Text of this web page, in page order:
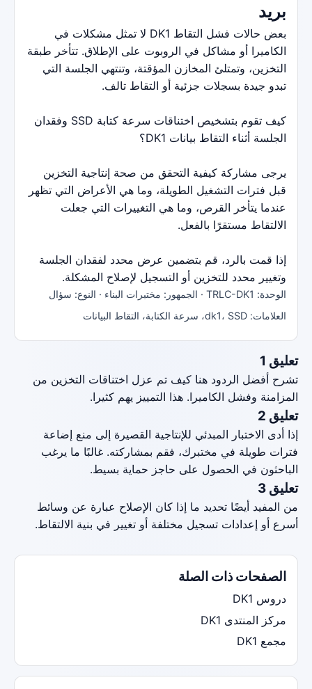
بريد
بعض حالات فشل التقاط DK1 لا تمثل مشكلات في
الكاميرا أو مشاكل في الروبوت على الإطلاق. تتأخر طبقة
التخزين، وتمتلئ المخازن المؤقتة، وتنتهي الجلسة التي
تبدو جيدة بسجلات جزئية أو التقاط تالف.
كيف تقوم بتشخيص اختناقات سرعة كتابة SSD وفقدان
الجلسة أثناء التقاط بيانات DK1؟
يرجى مشاركة كيفية التحقق من صحة إنتاجية التخزين
قبل فترات التشغيل الطويلة، وما هي الأعراض التي تظهر
عندما يتأخر القرص، وما هي التغييرات التي جعلت
الالتقاط مستقرًا بالفعل.
إذا قمت بالرد، قم بتضمين عرض محدد لفقدان الجلسة
وتغيير محدد للتخزين أو التسجيل لإصلاح المشكلة.
الوحدة: TRLC-DK1 · الجمهور: مختبرات البناء · النوع: سؤال
العلامات: dk1، SSD، سرعة الكتابة، التقاط البيانات
تعليق 1
تشرح أفضل الردود هنا كيف تم عزل اختناقات التخزين من
المزامنة وفشل الكاميرا. هذا التمييز يهم كثيرا.
تعليق 2
إذا أدى الاختبار المبدئي للإنتاجية القصيرة إلى منع إضاعة
فترات طويلة في مختبرك، فقم بمشاركته. غالبًا ما يرغب
الباحثون في الحصول على حاجز حماية بسيط.
تعليق 3
من المفيد أيضًا تحديد ما إذا كان الإصلاح عبارة عن وسائط
أسرع أو إعدادات تسجيل مختلفة أو تغيير في بنية الالتقاط.
الصفحات ذات الصلة
دروس DK1
مركز المنتدى DK1
مجمع DK1